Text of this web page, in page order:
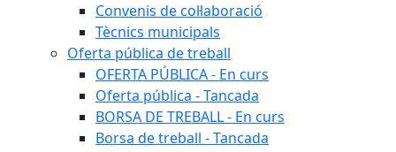
Convenis de col·laboració
Tècnics municipals
Oferta pública de treball
OFERTA PÚBLICA - En curs
Oferta pública - Tancada
BORSA DE TREBALL - En curs
Borsa de treball - Tancada